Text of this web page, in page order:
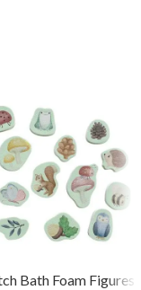
Bath Foam Figures